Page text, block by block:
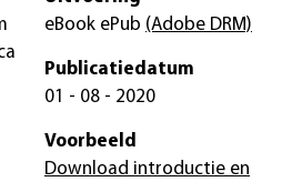
eBook ePub (Adobe DRM)
Publicatiedatum
01 - 08 - 2020
Voorbeeld
Download introductie en